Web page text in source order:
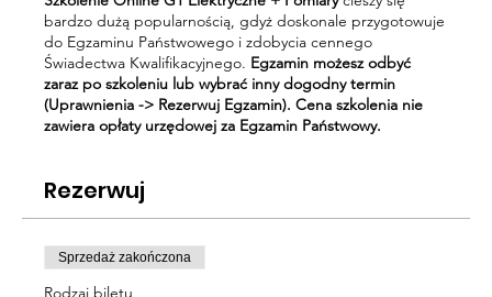
bardzo dużą popularnością, gdyż doskonale przygotowuje
do Egzaminu Państwowego i zdobycia cennego
Świadectwa Kwalifikacyjnego. Egzamin możesz odbyć
zaraz po szkoleniu lub wybrać inny dogodny termin
(Uprawnienia -> Rezerwuj Egzamin). Cena szkolenia nie
zawiera opłaty urzędowej za Egzamin Państwowy.
Rezerwuj
Sprzedaż zakończona
Rodzaj biletu